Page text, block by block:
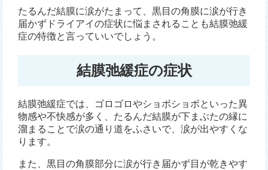
たるんだ結膜に涙がたまって、黒目の角膜に涙が行き
届かずドライアイの症状に悩まされることも結膜弛緩
症の特徴と言っていいでしょう。
結膜弛緩症の症状
結膜弛緩症では、ゴロゴロやショボショボといった異
物感や不快感が多く、たるんだ結膜が下まぶたの縁に
溜まることで涙の通り道をふさいで、涙が出やすくな
ります。
また、黒目の角膜部分に涙が行き届かず目が乾きやす